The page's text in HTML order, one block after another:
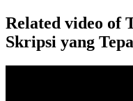
Related video of
Skripsi yang